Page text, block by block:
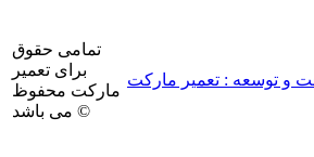
تمامی حقوق
برای تعمیر
مارکت محفوظ
می باشد ©
و توسعه : تعمیر مارکت